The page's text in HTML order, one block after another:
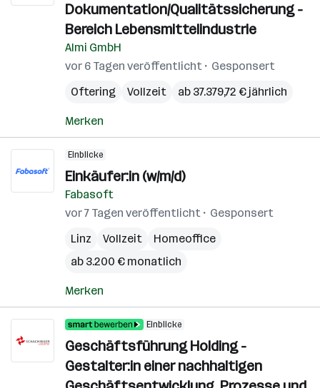
Dokumentation/Qualitätssicherung -
Bereich Lebensmittelindustrie
Almi GmbH
vor 6 Tagen veröffentlicht
Gesponsert
Oftering
Vollzeit ab 37.379,72 € jährlich
Merken
Einblicke
Einkäufer:in (w/m/d)
Fabasoft
vor 7 Tagen veröffentlicht
Gesponsert
Linz
Vollzeit
Homeoffice
ab 3.200 € monatlich
Merken
Einblicke
Geschäftsführung Holding -
Gestalter:in einer nachhaltigen